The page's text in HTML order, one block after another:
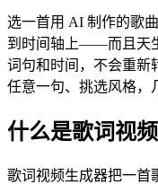
选一首用 AI 制作的歌
到时间轴上——而且天
词句和时间，不会重新
任意一句、挑选风格，
什么是歌词视频
歌词视频生成器把一首